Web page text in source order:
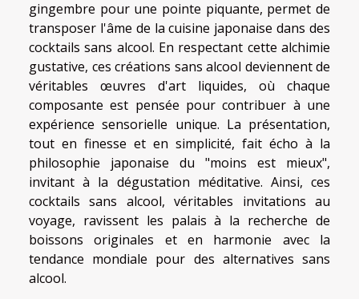
gingembre pour une pointe piquante, permet de
transposer l'âme de la cuisine japonaise dans des
cocktails sans alcool. En respectant cette alchimie
gustative, ces créations sans alcool deviennent de
véritables œuvres d'art liquides, où chaque
composante est pensée pour contribuer à une
expérience sensorielle unique. La présentation,
tout en finesse et en simplicité, fait écho à la
philosophie japonaise du "moins est mieux",
invitant à la dégustation méditative. Ainsi, ces
cocktails sans alcool, véritables invitations au
voyage, ravissent les palais à la recherche de
boissons originales et en harmonie avec la
tendance mondiale pour des alternatives sans
alcool.